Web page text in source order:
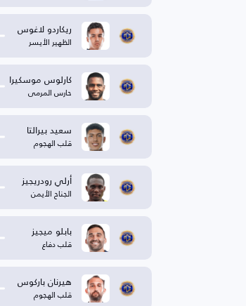
ريكاردو لاغوس
الظهير الأيسر
كارلوس موسكيرا
حارس المرمى
سعيد بيرالتا
قلب الهجوم
أرلي رودريجيز
الجناح الأيمن
بابلو ميجيز
قلب دفاع
هيرنان باركوس
قلب الهجوم